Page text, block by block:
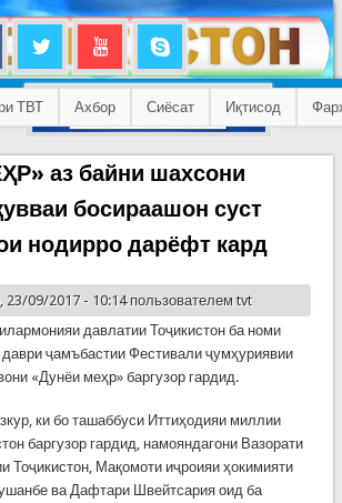
ТВТ Ахбор Сиёсат Иқтисод
аз байни шахсони
босираашон суст
нодирро дарёфт кард
23/09/2017 - 10:14 пользователем tvt
давлатии Тоҷикистон ба номи
ҷамъбастии Фестивали ҷумҳуриявии
«Дунёи меҳр» баргузор гардид.
ки бо ташаббуси Иттиҳодияи миллии
баргузор гардид, намояндагони Вазорати
Тоҷикистон, Мақомоти иҷроияи ҳокимияти
ва Дафтари Швейтсария оид ба